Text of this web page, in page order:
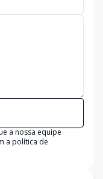
a nossa equipe
a política de